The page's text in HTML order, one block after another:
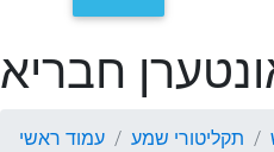
חבריא
עמוד ראשי תקליטורי שמע